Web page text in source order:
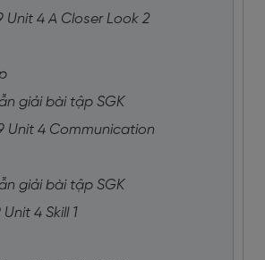
Unit 4 A Closer Look 2
giải bài tập SGK
Unit 4 Communication
giải bài tập SGK
4 Skill 1